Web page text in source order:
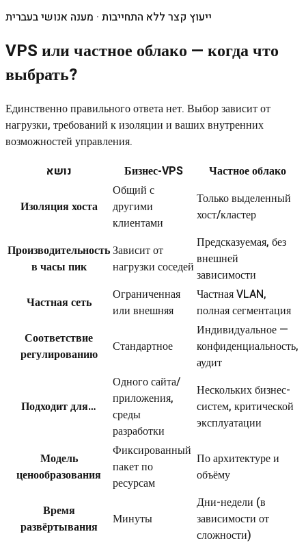
ייעוץ קצר ללא התחייבות · מענה אנושי בעברית
VPS или частное облако — когда что
выбрать?
Единственно правильного ответа нет. Выбор зависит от
нагрузки, требований к изоляции и ваших внутренних
возможностей управления.
נושא
Бизнес-VPS Частное облако
Изоляция хоста
Общий с
другими
клиентами
Только выделенный
хост/кластер
Производительность
в часы пик
Зависит от
нагрузки соседей
Предсказуемая, без
внешней
зависимости
Частная сеть
Ограниченная
или внешняя
Частная VLAN,
полная сегментация
Соответствие
регулированию
Стандартное
Индивидуальное —
конфиденциальность,
аудит
Подходит для…
Одного сайта/
приложения,
среды
разработки
Нескольких бизнес-
систем, критической
эксплуатации
Модель
ценообразования
Фиксированный
пакет по
ресурсам
По архитектуре и
объёму
Время
развёртывания
Минуты
Дни-недели (в
зависимости от
сложности)